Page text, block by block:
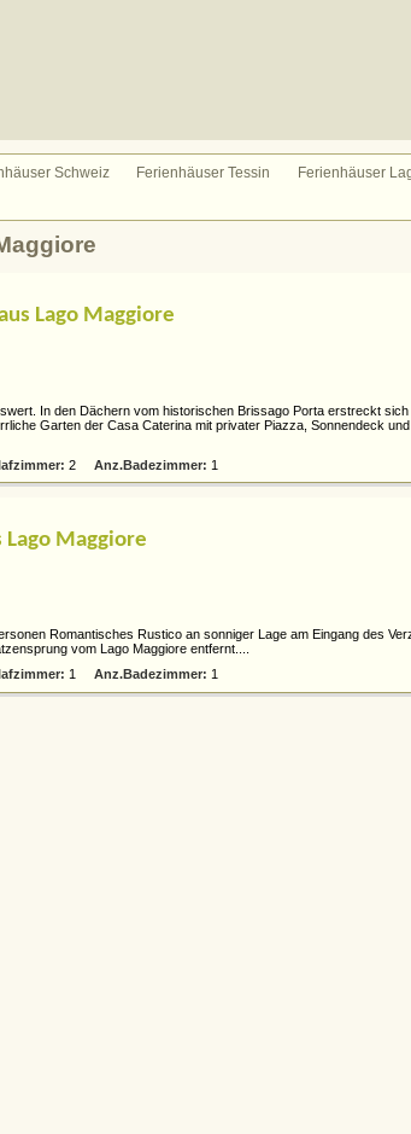
Schweiz Ferienhäuser Tessin
Ferienhäuser
Lago Maggiore
In den Dächern vom historischen Brissago Porta erstreckt sich
Garten der Casa Caterina mit privater Piazza, Sonnendeck
2 Anz.Badezimmer: 1
Lago Maggiore
Romantisches Rustico an sonniger Lage am Eingang des
vom Lago Maggiore entfernt....
1 Anz.Badezimmer: 1